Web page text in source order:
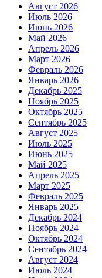
Август 2026
Июль 2026
Июнь 2026
Май 2026
Апрель 2026
Март 2026
Февраль 2026
Январь 2026
Декабрь 2025
Ноябрь 2025
Октябрь 2025
Сентябрь 2025
Август 2025
Июль 2025
Июнь 2025
Май 2025
Апрель 2025
Март 2025
Февраль 2025
Январь 2025
Декабрь 2024
Ноябрь 2024
Октябрь 2024
Сентябрь 2024
Август 2024
Июль 2024